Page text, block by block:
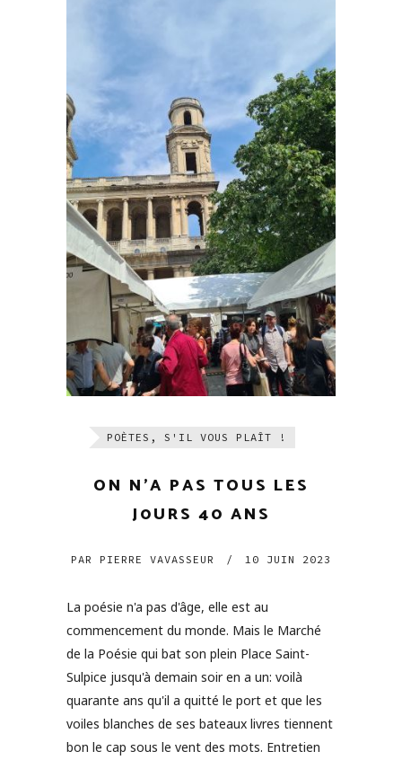
POÈTES, S'IL VOUS PLAÎT !
ON N’A PAS TOUS LES
J0URS 40 ANS
PAR PIERRE VAVASSEUR / 10 JUIN 2023
La poésie n'a pas d'âge, elle est au
commencement du monde. Mais le Marché
de la Poésie qui bat son plein Place Saint-
Sulpice jusqu'à demain soir en a un: voilà
quarante ans qu'il a quitté le port et que les
voiles blanches de ses bateaux livres tiennent
bon le cap sous le vent des mots. Entretien